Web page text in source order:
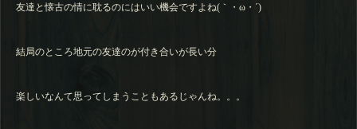
友達と懐古の情に耽るのにはいい機会ですよね(｀・ω・´)
結局のところ地元の友達のが付き合いが長い分
楽しいなんて思ってしまうこともあるじゃんね。。。